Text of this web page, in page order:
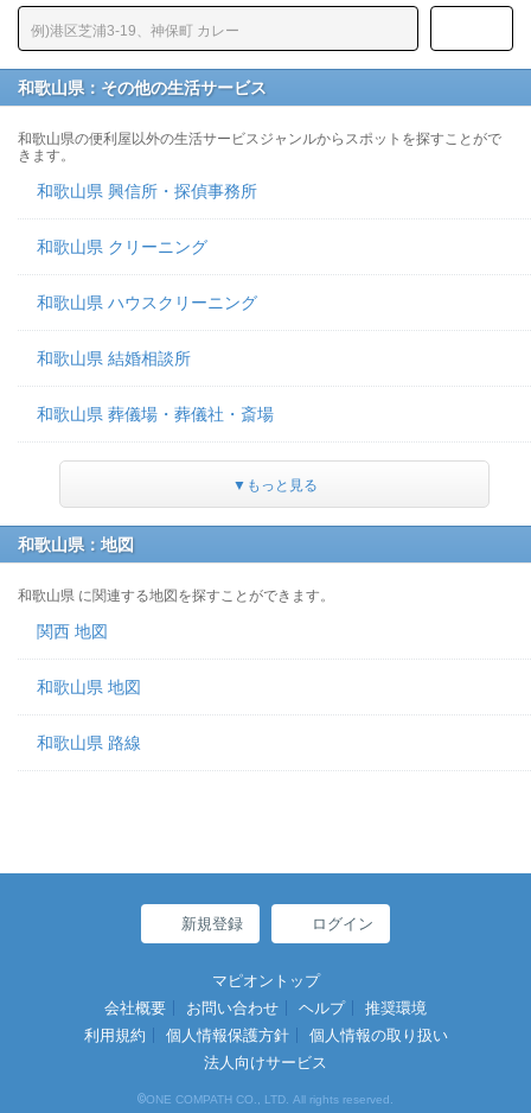
和歌山県：その他の生活サービス
和歌山県の便利屋以外の生活サービスジャンルからスポットを探すことがで
きます。
和歌山県 興信所・探偵事務所
和歌山県 クリーニング
和歌山県 ハウスクリーニング
和歌山県 結婚相談所
和歌山県 葬儀場・葬儀社・斎場
▼もっと見る
和歌山県：地図
和歌山県 に関連する地図を探すことができます。
関西 地図
和歌山県 地図
和歌山県 路線
新規登録 ログイン
マピオントップ
会社概要
お問い合わせ ヘルプ
推奨環境
利用規約
個人情報保護方針
個人情報の取り扱い
法人向けサービス
©ONE COMPATH CO., LTD. All rights reserved.